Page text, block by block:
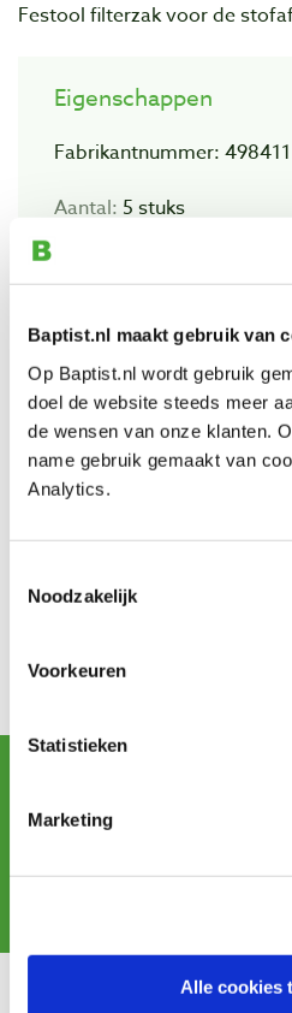
Baptist.nl maakt gebruik van
Op Baptist.nl wordt gebruik
doel de website steeds meer
de wensen van onze klanten.
name gebruik gemaakt van
Analytics.
Noodzakelijk
Voorkeuren
Statistieken
Marketing
Alle cookies
Festool filterzak voor de
Eigenschappen
Fabrikantnummer: 498411
Aantal: 5 stuks
Festool
Beoordelingen
Baptist maakt gebruik van
onafhankelijke
beoordelingen. Trusted
beoordelingen gaat.